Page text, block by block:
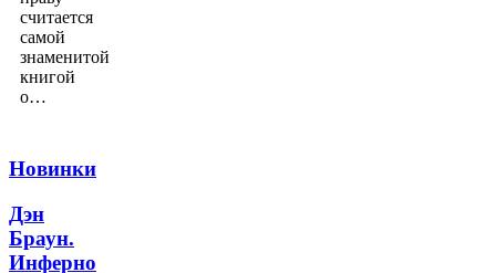
считается
самой
знаменитой
книгой
о…
Новинки
Дэн
Браун.
Инферно